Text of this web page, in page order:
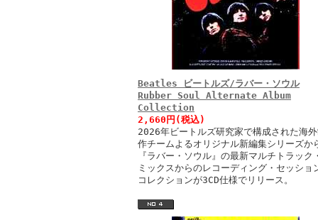
Beatles ビートルズ/ラバー・ソウル
Rubber Soul Alternate Album
Collection
2,660円(税込)
2026年ビートルズ研究家で構成された海外
作チームよるオリジナル新編集シリーズか
『ラバー・ソウル』の最新マルチトラック
ミックスからのレコーディング・セッショ
コレクションが3CD仕様でリリース。